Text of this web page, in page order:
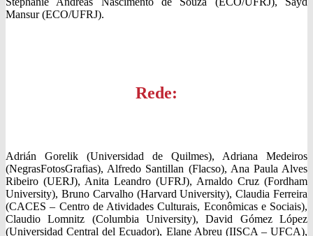
Mansur (ECO/UFRJ).
Rede:
Adrián Gorelik (Universidad de Quilmes), Adriana Medeiros
(NegrasFotosGrafias), Alfredo Santillan (Flacso), Ana Paula Alves
Ribeiro (UERJ), Anita Leandro (UFRJ), Arnaldo Cruz (Fordham
University), Bruno Carvalho (Harvard University), Claudia Ferreira
(CACES – Centro de Atividades Culturais, Econômicas e Sociais),
Claudio Lomnitz (Columbia University), David Gómez López
(Universidad Central del Ecuador), Elane Abreu (IISCA – UFCA),